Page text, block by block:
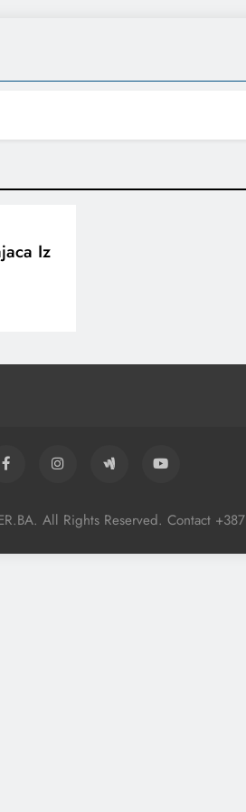
Iz
All Rights Reserved. Contact +387